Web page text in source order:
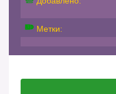
Метки: